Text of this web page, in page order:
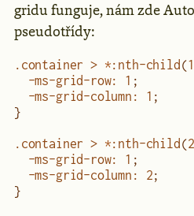
gridu funguje, nám zde
pseudotřídy:
.container > *:nth-child (1
  -ms-grid-row
: 1 ;
  -ms-grid-column
: 1 ;
}
.container > *:nth-child (2
  -ms-grid-row
: 1 ;
  -ms-grid-column
: 2;
}